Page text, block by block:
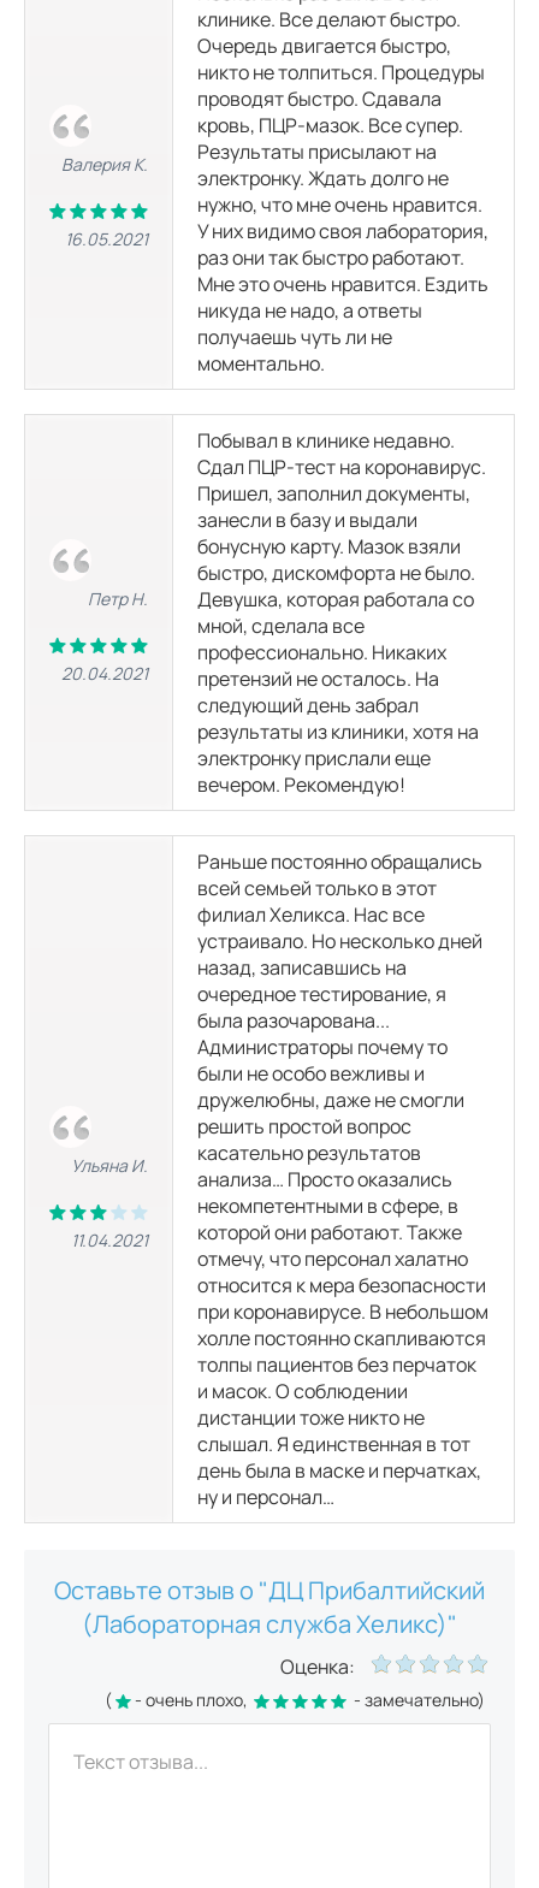
Валерия К.
16.05.2021
клинике. Все делают быстро.
Очередь двигается быстро,
никто не толпиться. Процедуры
проводят быстро. Сдавала
кровь, ПЦР-мазок. Все супер.
Результаты присылают на
электронку. Ждать долго не
нужно, что мне очень нравится.
У них видимо своя лаборатория,
раз они так быстро работают.
Мне это очень нравится. Ездить
никуда не надо, а ответы
получаешь чуть ли не
моментально.
Петр Н.
20.04.2021
Побывал в клинике недавно.
Сдал ПЦР-тест на коронавирус.
Пришел, заполнил документы,
занесли в базу и выдали
бонусную карту. Мазок взяли
быстро, дискомфорта не было.
Девушка, которая работала со
мной, сделала все
профессионально. Никаких
претензий не осталось. На
следующий день забрал
результаты из клиники, хотя на
электронку прислали еще
вечером. Рекомендую!
Ульяна И.
11.04.2021
Раньше постоянно обращались
всей семьей только в этот
филиал Хеликса. Нас все
устраивало. Но несколько дней
назад, записавшись на
очередное тестирование, я
была разочарована...
Администраторы почему то
были не особо вежливы и
дружелюбны, даже не смогли
решить простой вопрос
касательно результатов
анализа… Просто оказались
некомпетентными в сфере, в
которой они работают. Также
отмечу, что персонал халатно
относится к мера безопасности
при коронавирусе. В небольшом
холле постоянно скапливаются
толпы пациентов без перчаток
и масок. О соблюдении
дистанции тоже никто не
слышал. Я единственная в тот
день была в маске и перчатках,
ну и персонал…
Оставьте отзыв о "ДЦ Прибалтийский
(Лабораторная служба Хеликс)"
Оценка:
( - очень плохо, - замечательно)